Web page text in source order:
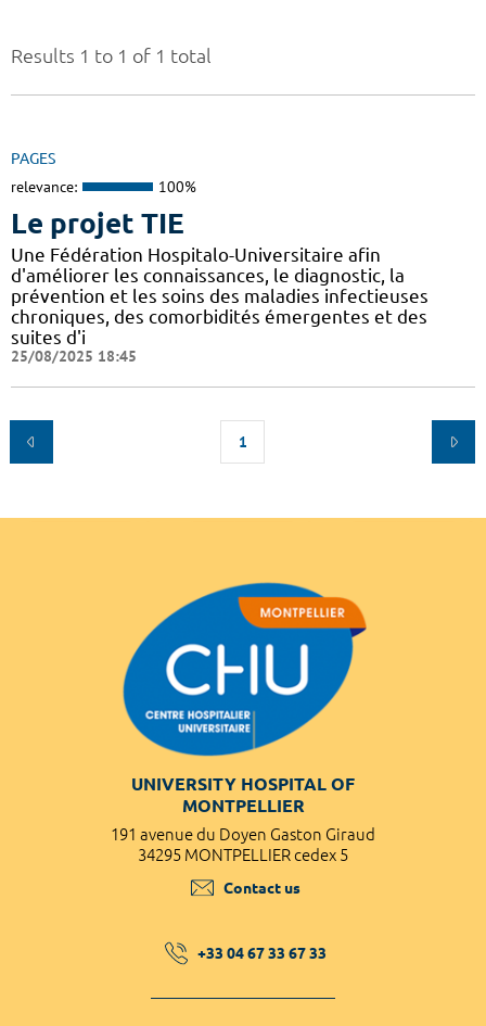
Results 1 to 1 of 1 total
PAGES
relevance: 100%
Le projet TIE
Une Fédération Hospitalo-Universitaire afin
d'améliorer les connaissances, le diagnostic, la
prévention et les soins des maladies infectieuses
chroniques, des comorbidités émergentes et des
suites d'i
25/08/2025 18:45
1
UNIVERSITY HOSPITAL OF
MONTPELLIER
191 avenue du Doyen Gaston Giraud
34295 MONTPELLIER cedex 5
Contact us
+33 04 67 33 67 33